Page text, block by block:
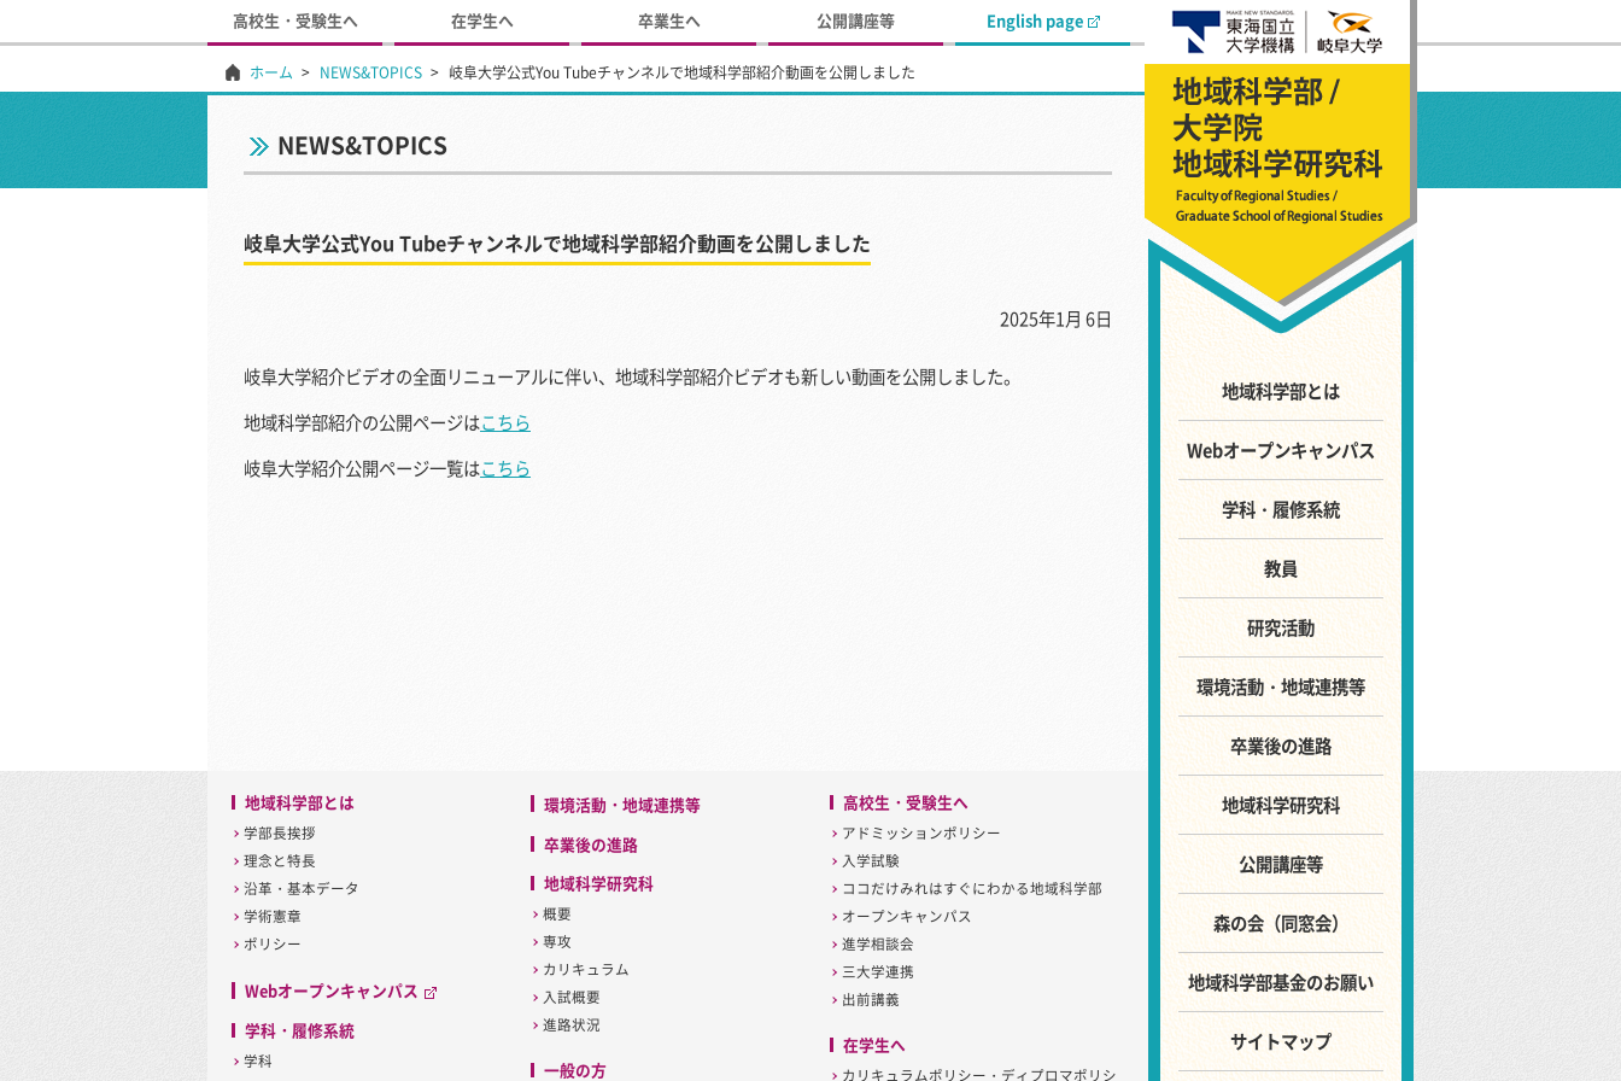
地域科学部とは
Webオープンキャンパス
学科・履修系統
教員
研究活動
環境活動・地域連携等
卒業後の進路
地域科学研究科
公開講座等
森の会（同窓会）
地域科学部基金のお願い
サイトマップ
高校生・受験生へ 在学生へ 卒業生へ 公開講座等 English page
ホーム NEWS&TOPICS 岐阜大学公式You Tubeチャンネルで地域科学部紹介動画を公開しました
NEWS&TOPICS
岐阜大学公式You Tubeチャンネルで地域科学部紹介動画を公開しました
2025年1月 6日
岐阜大学紹介ビデオの全面リニューアルに伴い、地域科学部紹介ビデオも新しい動画を公開しました。
地域科学部紹介の公開ページはこちら
岐阜大学紹介公開ページ一覧はこちら
地域科学部とは
学部長挨拶
理念と特長
沿革・基本データ
学術憲章
ポリシー
Webオープンキャンパス
学科・履修系統
学科
環境活動・地域連携等
卒業後の進路
地域科学研究科
概要
専攻
カリキュラム
入試概要
進路状況
一般の方
高校生・受験生へ
アドミッションポリシー
入学試験
ココだけみれはすぐにわかる地域科学部
オープンキャンパス
進学相談会
三大学連携
出前講義
在学生へ
カリキュラムポリシー・ディプロマポリシ